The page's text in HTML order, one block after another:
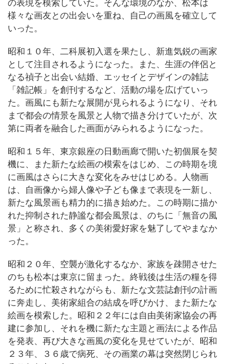
の表現を模索していた。そんな環境のなか、松本は
様々な画友との出会いを重ね、自己の画風を確立して
いった。
昭和１０年、二科展初入選を果たし、新進気鋭の画家
として注目されるようになった。また、生涯の伴侶と
なる禎子と出会い結婚、エッセイとデザインの雑誌
「雑記帳」を創刊するなど、活動の場を広げていっ
た。画風にも新たな展開が見られるようになり、それ
まで都会の情景を風景と人物で描き分けていたが、次
第に両者を融合した画面がみられるようになった。
昭和１５年、東京銀座の日動画廊で開いた初個展を契
機に、また新たな絵画の模索をはじめ、この時期を境
に画風はさらに大きな変化をみせはじめる。人物画
は、自画像から婦人像や子ども像まで表現を一新し、
新たな風景画も精力的に描き始めた。この時期に描か
れた抑制された静謐な都会風景は、のちに「無音の風
景」と称され、多くの美術愛好家を魅了してやまなか
った。
昭和２０年、空襲が激化するなか、家族を疎開させた
のちも松本は東京に留まった。終戦後は生活の糧を得
るために忙殺されながらも、新たな文芸誌創刊の計画
に奔走し、美術家組合の結成を呼びかけ、また新たな
絵画を模索した。昭和２２年には自由美術家協会の再
建に参加し、それを機に新たな主題と画法による作品
を発表、再び大きな画風の変化を見せていたが、昭和
２３年、３６歳で病死、その画業の幕は突然閉じられ